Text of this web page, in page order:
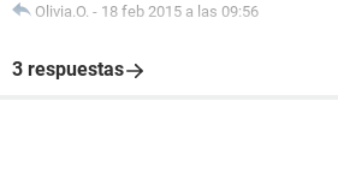
Olivia.O. - 18 feb 2015 a las 09:56
3 respuestas